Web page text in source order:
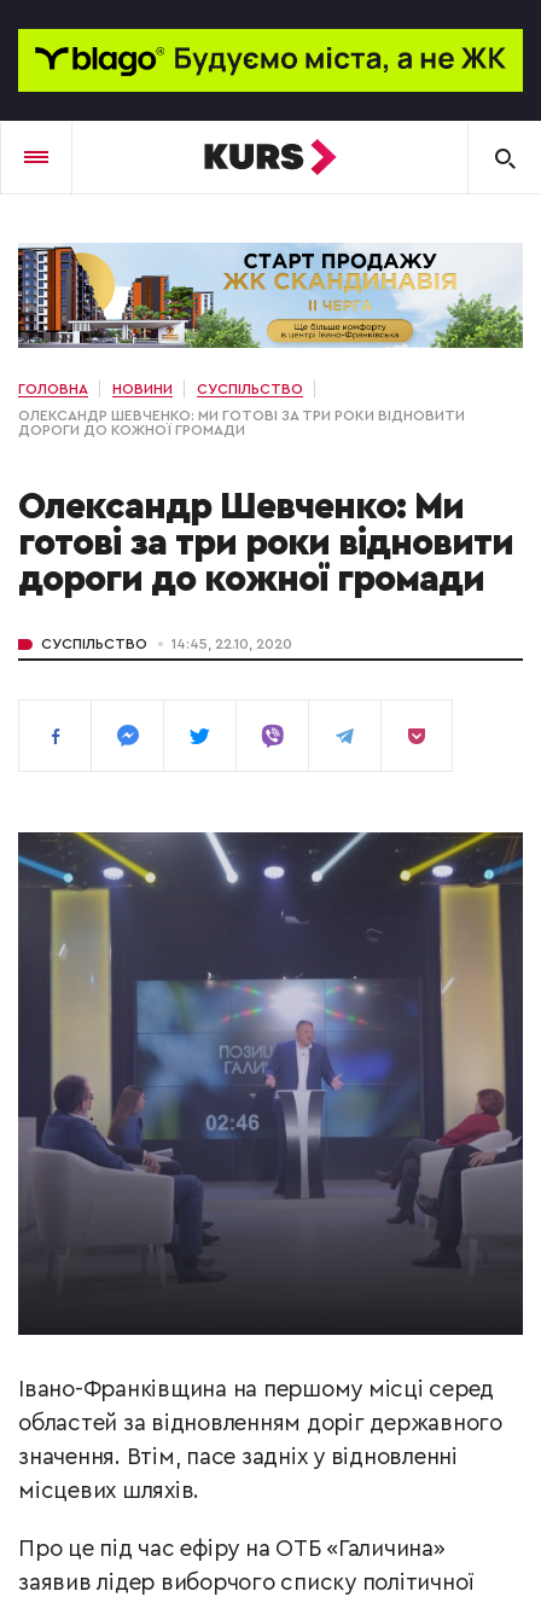
ГОЛОВНА НОВИНИ
СУСПІЛЬСТВО
ОЛЕКСАНДР ШЕВЧЕНКО: МИ ГОТОВІ ЗА ТРИ РОКИ ВІДНОВИТИ
ДОРОГИ ДО КОЖНОЇ ГРОМАДИ
Олександр Шевченко: Ми
готові за три роки відновити
дороги до кожної громади
СУСПІЛЬСТВО 14:45, 22.10, 2020
Івано-Франківщина на першому місці серед
областей за відновленням доріг державного
значення. Втім, пасе задніх у відновленні
місцевих шляхів.
Про це під час ефіру на ОТБ «Галичина»
заявив лідер виборчого списку політичної